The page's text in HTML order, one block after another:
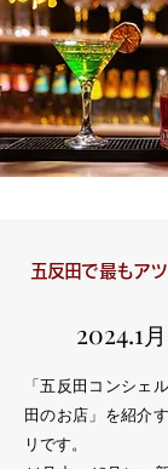
五反田で最もア
2024.1 月
「五反田コンシェ
田のお店」を紹介
リです。